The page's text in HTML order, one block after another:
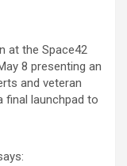
at the Space42
8 presenting an
and veteran
final launchpad to